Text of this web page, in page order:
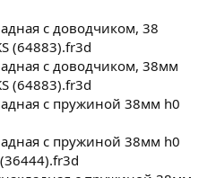
с доводчиком, 38
(64883).fr3d
с доводчиком, 38мм
(64883).fr3d
с пружиной 38мм h0
с пружиной 38мм h0